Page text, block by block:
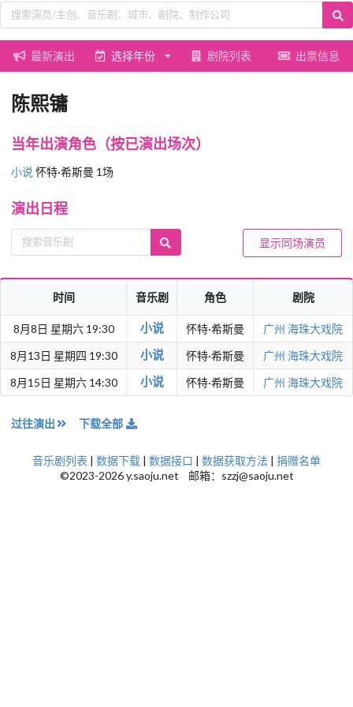
最新演出 选择年份 剧院列表 出票信息
陈熙镛
当年出演角色（按已演出场次）
小说 怀特·希斯曼 1场
演出日程
显示同场演员
时间 音乐剧 角色 剧院
8月8日 星期六 19:30 小说 怀特·希斯曼 广州 海珠大戏院
8月13日 星期四 19:30
小说 怀特·希斯曼 广州 海珠大戏院
8月15日 星期六 14:30
小说 怀特·希斯曼 广州 海珠大戏院
过往演出 下载全部
音乐剧列表 | 数据下载 | 数据接口 | 数据获取方法 | 捐赠名单
©2023-2026 y.saoju.net 邮箱：szzj@saoju.net